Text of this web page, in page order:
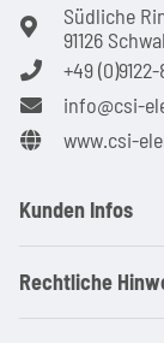
Südliche
91126
+49
info@csi-
www.csi-
Kunden Infos
Rechtliche